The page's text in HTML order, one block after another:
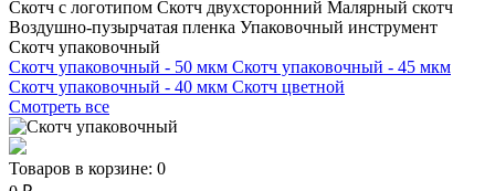
Скотч с логотипом Скотч двухсторонний Малярный скотч
Воздушно-пузырчатая пленка Упаковочный инструмент
Скотч упаковочный
Скотч упаковочный - 50 мкм Скотч упаковочный - 45 мкм
Скотч упаковочный - 40 мкм Скотч цветной
Смотреть все
Товаров в корзине: 0